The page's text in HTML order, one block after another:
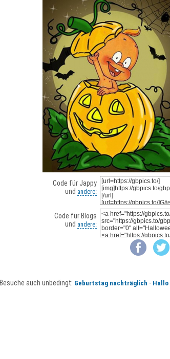
Code für Jappy
und andere:
Code für Blogs
und andere:
Besuche auch unbedingt: Geburtstag nachträglich - Hallo